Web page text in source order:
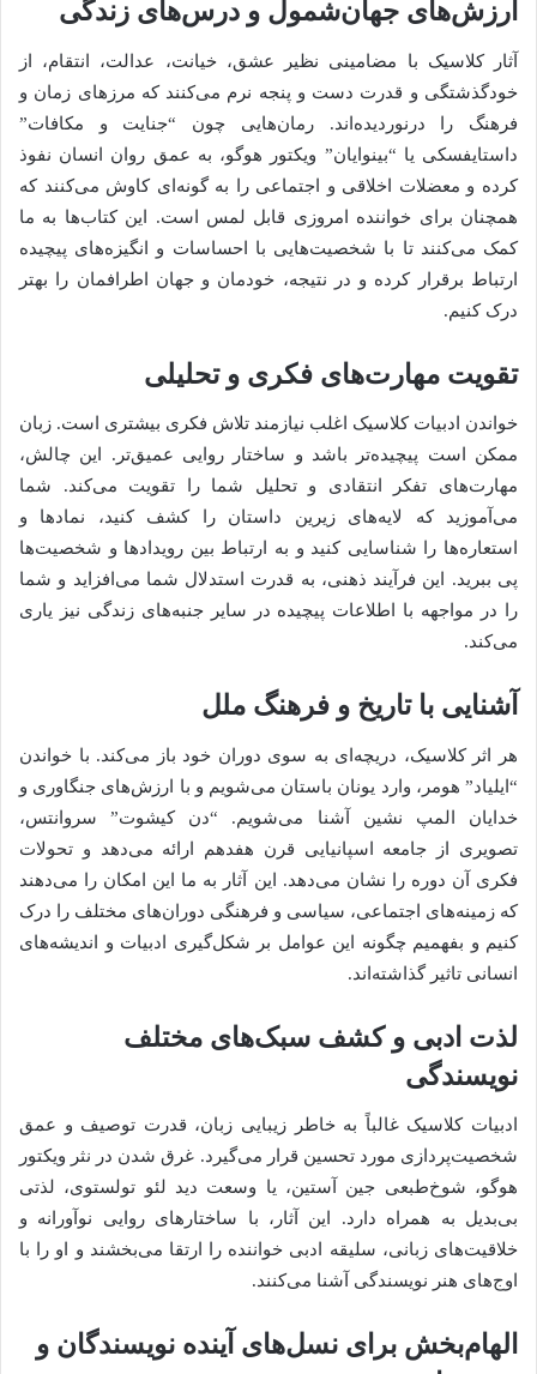
ارزش‌های جهان‌شمول و درس‌های زندگی
آثار کلاسیک با مضامینی نظیر عشق، خیانت، عدالت، انتقام، از
خودگذشتگی و قدرت دست و پنجه نرم می‌کنند که مرزهای زمان و
فرهنگ را درنوردیده‌اند. رمان‌هایی چون “جنایت و مکافات”
داستایفسکی یا “بینوایان” ویکتور هوگو، به عمق روان انسان نفوذ
کرده و معضلات اخلاقی و اجتماعی را به گونه‌ای کاوش می‌کنند که
همچنان برای خواننده امروزی قابل لمس است. این کتاب‌ها به ما
کمک می‌کنند تا با شخصیت‌هایی با احساسات و انگیزه‌های پیچیده
ارتباط برقرار کرده و در نتیجه، خودمان و جهان اطرافمان را بهتر
درک کنیم.
تقویت مهارت‌های فکری و تحلیلی
خواندن ادبیات کلاسیک اغلب نیازمند تلاش فکری بیشتری است. زبان
ممکن است پیچیده‌تر باشد و ساختار روایی عمیق‌تر. این چالش،
مهارت‌های تفکر انتقادی و تحلیل شما را تقویت می‌کند. شما
می‌آموزید که لایه‌های زیرین داستان را کشف کنید، نمادها و
استعاره‌ها را شناسایی کنید و به ارتباط بین رویدادها و شخصیت‌ها
پی ببرید. این فرآیند ذهنی، به قدرت استدلال شما می‌افزاید و شما
را در مواجهه با اطلاعات پیچیده در سایر جنبه‌های زندگی نیز یاری
می‌کند.
آشنایی با تاریخ و فرهنگ ملل
هر اثر کلاسیک، دریچه‌ای به سوی دوران خود باز می‌کند. با خواندن
“ایلیاد” هومر، وارد یونان باستان می‌شویم و با ارزش‌های جنگاوری و
خدایان المپ نشین آشنا می‌شویم. “دن کیشوت” سروانتس،
تصویری از جامعه اسپانیایی قرن هفدهم ارائه می‌دهد و تحولات
فکری آن دوره را نشان می‌دهد. این آثار به ما این امکان را می‌دهند
که زمینه‌های اجتماعی، سیاسی و فرهنگی دوران‌های مختلف را درک
کنیم و بفهمیم چگونه این عوامل بر شکل‌گیری ادبیات و اندیشه‌های
انسانی تاثیر گذاشته‌اند.
لذت ادبی و کشف سبک‌های مختلف
نویسندگی
ادبیات کلاسیک غالباً به خاطر زیبایی زبان، قدرت توصیف و عمق
شخصیت‌پردازی مورد تحسین قرار می‌گیرد. غرق شدن در نثر ویکتور
هوگو، شوخ‌طبعی جین آستین، یا وسعت دید لئو تولستوی، لذتی
بی‌بدیل به همراه دارد. این آثار، با ساختارهای روایی نوآورانه و
خلاقیت‌های زبانی، سلیقه ادبی خواننده را ارتقا می‌بخشند و او را با
اوج‌های هنر نویسندگی آشنا می‌کنند.
الهام‌بخش برای نسل‌های آینده نویسندگان و